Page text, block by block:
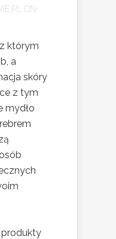
ON
którym
a
skóry
z tym
mydło